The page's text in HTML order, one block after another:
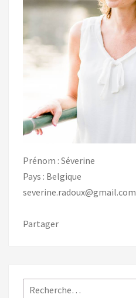
Prénom : Séverine
Pays : Belgique
severine.radoux@gmail.com
Partager
Rechercher :